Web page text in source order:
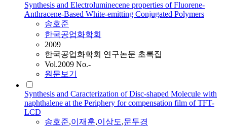
Synthesis and Electroluminecene properties of Fluorene-
Anthracene-Based White-emitting Conjugated Polymers
송호준
한국공업화학회
2009
한국공업화학회 연구논문 초록집
Vol.2009 No.-
원문보기
Synthesis and Caracterization of Disc-shaped Molecule with
naphthalene at the Periphery for compensation film of TFT-
LCD
송호준,이재훈,이상도,문두경